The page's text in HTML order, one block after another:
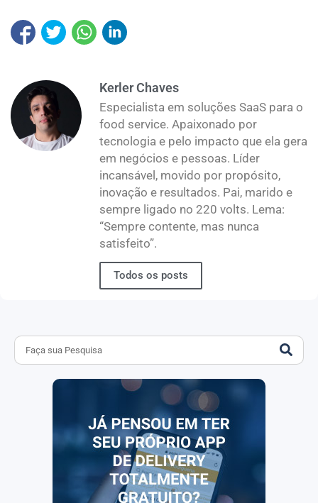
Kerler Chaves
Especialista em soluções SaaS para o
food service. Apaixonado por
tecnologia e pelo impacto que ela gera
em negócios e pessoas. Líder
incansável, movido por propósito,
inovação e resultados. Pai, marido e
sempre ligado no 220 volts. Lema:
“Sempre contente, mas nunca
satisfeito”.
Todos os posts